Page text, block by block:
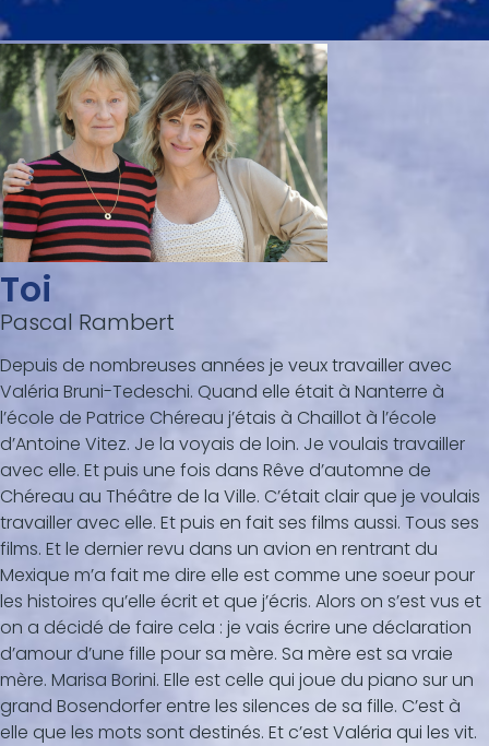
Toi
Pascal Rambert
Depuis de nombreuses années je veux travailler avec
Valéria Bruni-Tedeschi. Quand elle était à Nanterre à
l’école de Patrice Chéreau j’étais à Chaillot à l’école
d’Antoine Vitez. Je la voyais de loin. Je voulais travailler
avec elle. Et puis une fois dans Rêve d’automne de
Chéreau au Théâtre de la Ville. C’était clair que je voulais
travailler avec elle. Et puis en fait ses films aussi. Tous ses
films. Et le dernier revu dans un avion en rentrant du
Mexique m’a fait me dire elle est comme une soeur pour
les histoires qu’elle écrit et que j’écris. Alors on s’est vus et
on a décidé de faire cela : je vais écrire une déclaration
d’amour d’une fille pour sa mère. Sa mère est sa vraie
mère. Marisa Borini. Elle est celle qui joue du piano sur un
grand Bosendorfer entre les silences de sa fille. C’est à
elle que les mots sont destinés. Et c’est Valéria qui les vit.